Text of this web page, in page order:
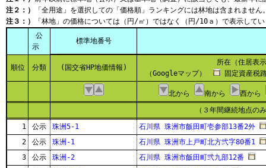
注２：）
「全用途」を選択しての「価格順」ランキングには林地は含まれません
注３：）
「林地」の価格については（円/㎡）ではなく（円/10ａ）で表示して
公
示
標準地番号
順位 分類 (国交省HP地価情報)
所在（住居表
（Googleマップ）
固定資産税
北から 南から
西から
（３年間継続地点の
1
公示 珠洲5-1
石川県 珠洲市飯田町壱参部13番2外
2
公示 珠洲-1
石川県 珠洲市上戸町北方弐字80番1
3
公示 珠洲-2
石川県 珠洲市飯田町弐九部12番